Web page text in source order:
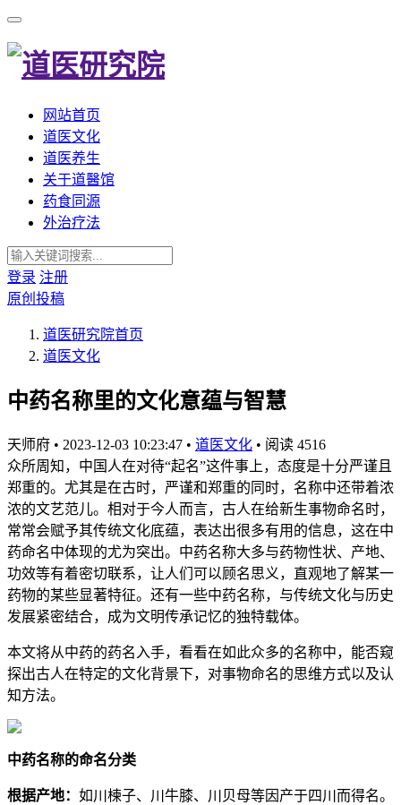
网站首页
道医文化
道医养生
关于道醫馆
药食同源
外治疗法
登录 注册
原创投稿
道医研究院首页
道医文化
中药名称里的文化意蕴与智慧
天师府 • 2023-12-03 10:23:47 • 道医文化 • 阅读 4516
众所周知，中国人在对待“起名”这件事上，态度是十分严谨且
郑重的。尤其是在古时，严谨和郑重的同时，名称中还带着浓
浓的文艺范儿。相对于今人而言，古人在给新生事物命名时，
常常会赋予其传统文化底蕴，表达出很多有用的信息，这在中
药命名中体现的尤为突出。中药名称大多与药物性状、产地、
功效等有着密切联系，让人们可以顾名思义，直观地了解某一
药物的某些显著特征。还有一些中药名称，与传统文化与历史
发展紧密结合，成为文明传承记忆的独特载体。
本文将从中药的药名入手，看看在如此众多的名称中，能否窥
探出古人在特定的文化背景下，对事物命名的思维方式以及认
知方法。
中药名称的命名分类
根据产地： 如川楝子、川牛膝、川贝母等因产于四川而得名。